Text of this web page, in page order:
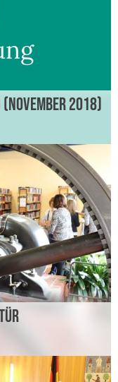
(NOVEMBER 2018)